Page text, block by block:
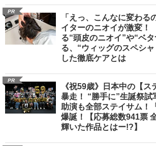
PR
「えっ、こんなに変わる
イターのニオイが激変
る“頭皮のニオイ”や“ベ
る、“ウィッグのスペシ
した徹底ケアとは
PR
《祝59歳》日本中の【ス
暴走！ “勝手に”生誕祭試
助演も全部ステイサム！
爆誕！【応募総数941票
輝いた作品とはー!?】